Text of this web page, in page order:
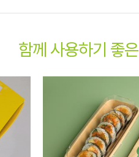
함께 사용하기 좋은